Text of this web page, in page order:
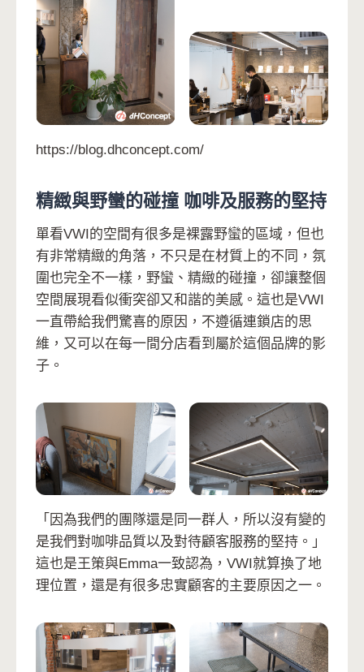
https://blog.dhconcept.com/
精緻與野蠻的碰撞 咖啡及服務的堅持
單看VWI的空間有很多是裸露野蠻的區域，但也
有非常精緻的角落，不只是在材質上的不同，氛
圍也完全不一樣，野蠻、精緻的碰撞，卻讓整個
空間展現看似衝突卻又和諧的美感。這也是VWI
一直帶給我們驚喜的原因，不遵循連鎖店的思
維，又可以在每一間分店看到屬於這個品牌的影
子。
「因為我們的團隊還是同一群人，所以沒有變的
是我們對咖啡品質以及對待顧客服務的堅持。」
這也是王策與Emma一致認為，VWI就算換了地
理位置，還是有很多忠實顧客的主要原因之一。